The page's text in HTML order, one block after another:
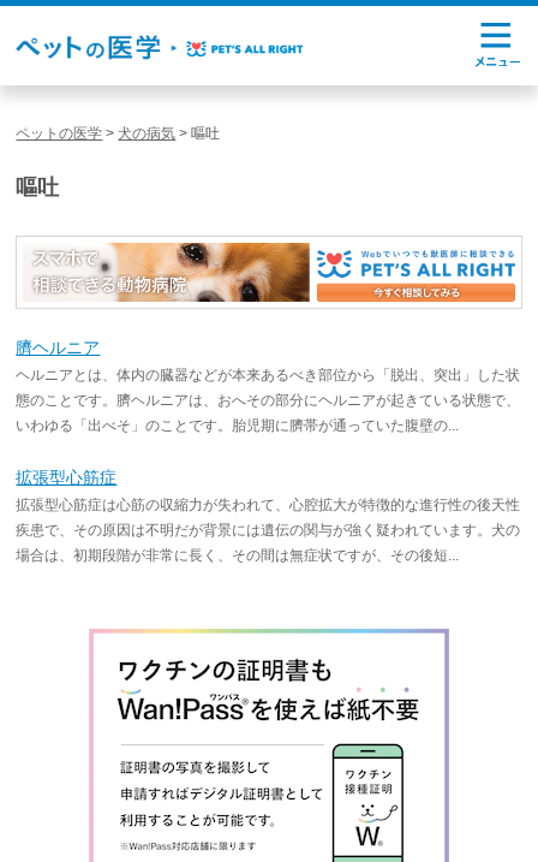
ペットの医学 >犬の病気 >嘔吐
嘔吐
臍ヘルニア
ヘルニアとは、体内の臓器などが本来あるべき部位から「脱出、突出」した状
態のことです。臍ヘルニアは、おへその部分にヘルニアが起きている状態で、
いわゆる「出べそ」のことです。胎児期に臍帯が通っていた腹壁の...
拡張型心筋症
拡張型心筋症は心筋の収縮力が失われて、心腔拡大が特徴的な進行性の後天性
疾患で、その原因は不明だが背景には遺伝の関与が強く疑われています。犬の
場合は、初期段階が非常に長く、その間は無症状ですが、その後短...